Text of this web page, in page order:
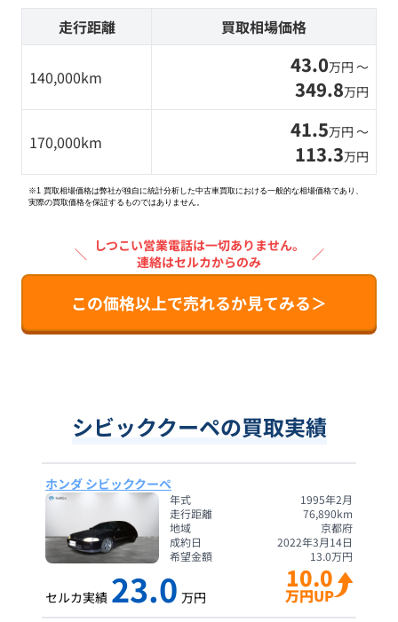
走行距離 買取相場価格
140,000km 43.0万円 〜
349.8万円
170,000km 41.5万円 〜
113.3万円
※1 買取相場価格は弊社が独自に統計分析した中古車買取における一般的な相場価格であり、
実際の買取価格を保証するものではありません。
＼ しつこい営業電話は一切ありません。
連絡はセルカからのみ
／
この価格以上で売れるか見てみる＞
シビッククーペの買取実績
ホンダ シビッククーペ
年式
1995年2月
走行距離
76,890km
地域
京都府
成約日
2022年3月14日
希望金額
13.0万円
セルカ実績 23.0 万円
10.0
万円UP